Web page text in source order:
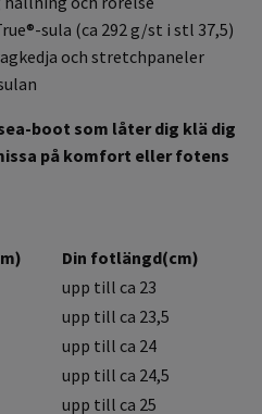
sula (ca 292 g/st i stl 37,5)
och stretchpaneler
boot som låter dig klä dig
på komfort eller fotens
Din fotlängd(cm)
upp till ca 23
upp till ca 23,5
upp till ca 24
upp till ca 24,5
upp till ca 25